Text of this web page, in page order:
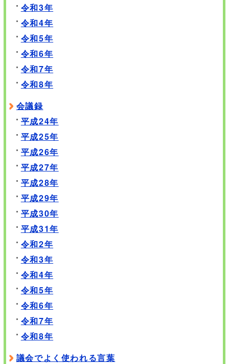
令和3年
令和4年
令和5年
令和6年
令和7年
令和8年
会議録
平成24年
平成25年
平成26年
平成27年
平成28年
平成29年
平成30年
平成31年
令和2年
令和3年
令和4年
令和5年
令和6年
令和7年
令和8年
議会でよく使われる言葉